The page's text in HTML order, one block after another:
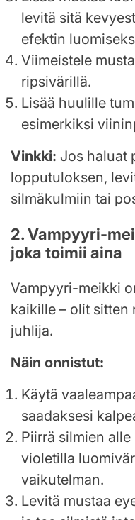
levitä sitä
efektin
Viimeistele
ripsivärillä.
Lisää huulille
esimerkiksi
Vinkki: Jos haluat
lopputuloksen,
silmäkulmiin tai
2. Vampyyri-
joka toimii aina
Vampyyri-meikki
kaikille – olit sitten
juhlija.
Näin onnistut:
Käytä
saadaksesi
Piirrä silmien
violetilla
vaikutelman.
Levitä mustaa